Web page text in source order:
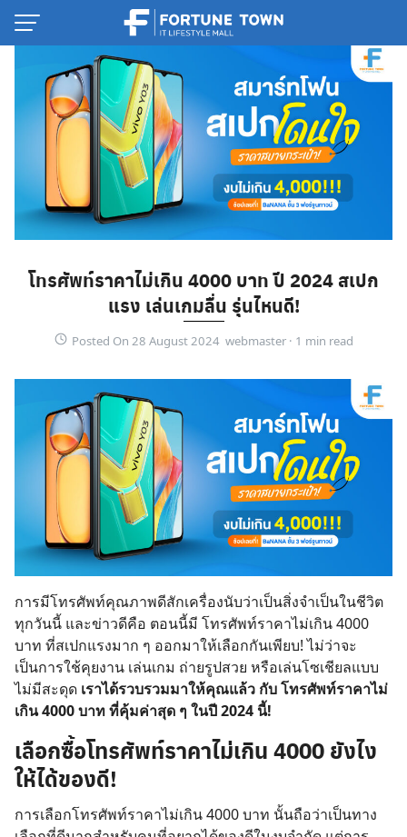
Skip
โทรศัพท์ราคาไม่เกิน 4000 บาท ปี 2024 สเปก
แรง เล่นเกมลื่น รุ่นไหนดี!
Posted On 28 August 2024 webmaster ·
การมีโทรศัพท์คุณภาพดีสักเครื่องนับว่าเป็นสิ่งจำเป็นในชีวิต
ทุกวันนี้ และข่าวดีคือ ตอนนี้มี โทรศัพท์ราคาไม่เกิน 4000
บาท ที่สเปกแรงมาก ๆ ออกมาให้เลือกกันเพียบ! ไม่ว่าจะ
เป็นการใช้คุยงาน เล่นเกม ถ่ายรูปสวย หรือเล่นโซเชียลแบบ
ไม่มีสะดุด เราได้รวบรวมมาให้คุณแล้ว กับ โทรศัพท์ราคาไม่
เกิน 4000 บาท ที่คุ้มค่าสุด ๆ ในปี 2024 นี้!
เลือกซื้อโทรศัพท์ราคาไม่เกิน 4000ยังไง
ให้ได้ของดี!
การเลือกโทรศัพท์ราคาไม่เกิน 4000 บาท นั้นถือว่าเป็นทาง